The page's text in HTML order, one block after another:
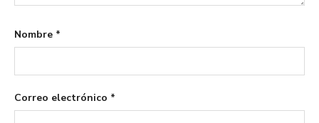
Nombre *
Correo electrónico *